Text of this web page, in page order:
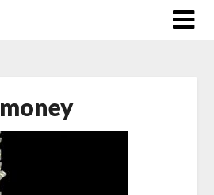
money